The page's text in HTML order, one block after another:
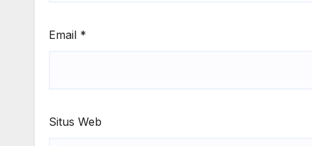
Email *
Situs Web